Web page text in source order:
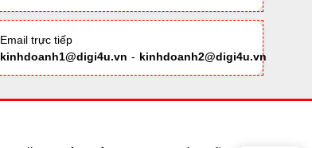
Email trực tiếp
kinhdoanh1@digi4u.vn - kinhdoanh2@digi4u.vn